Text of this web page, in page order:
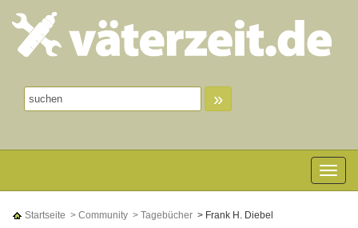
»
Toggle
Startseite > Community > Tagebücher > Frank H. Diebel